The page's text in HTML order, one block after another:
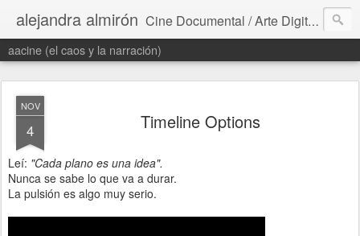
alejandra almirón Cine Documental / Arte Digital / Literatura / Proyectos Transmedia
aacine (el caos y la narración)
NOV
4 Timeline Options
Leí: "Cada plano es una idea".
Nunca se sabe lo que va a durar.
La pulsión es algo muy serio.